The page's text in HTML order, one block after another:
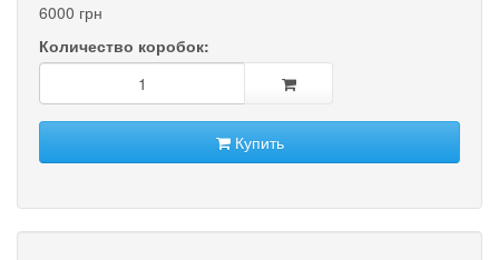
6000 грн
Количество коробок:
Купить